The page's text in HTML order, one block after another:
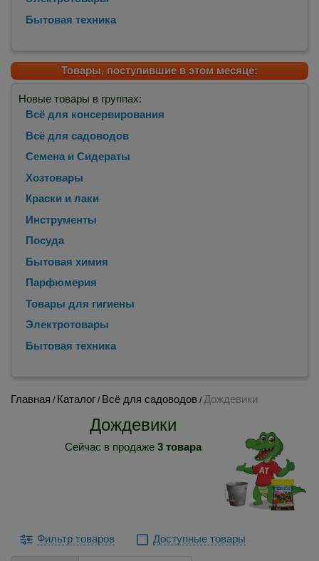
Бытовая техника
Товары, поступившие в этом месяце:
Новые товары в группах:
Всё для консервирования
Всё для садоводов
Семена и Сидераты
Хозтовары
Краски и лаки
Инструменты
Посуда
Бытовая химия
Парфюмерия
Товары для гигиены
Электротовары
Бытовая техника
Главная / Каталог / Всё для садоводов / Дождевики
Дождевики
Сейчас в продаже 3 товара
Фильтр товаров Доступные товары